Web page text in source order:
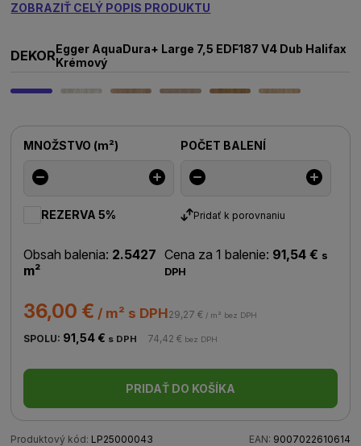
ZOBRAZIŤ CELÝ POPIS PRODUKTU
DEKOREgger AquaDura+ Large 7,5 EDF187 V4 Dub Halifax
Krémový
MNOŽSTVO (m²) POČET BALENÍ
REZERVA 5% Pridať k porovnaniu
Obsah balenia: 2.5427
m²
Cena za 1 balenie: 91,54 € s
DPH
36,00 € / m² s DPH29,27 € / m² bez DPH
SPOLU: 91,54 € s DPH 74,42 € bez DPH
PRIDAŤ DO KOŠÍKA
Produktový kód: LP25000043 EAN: 9007022610614